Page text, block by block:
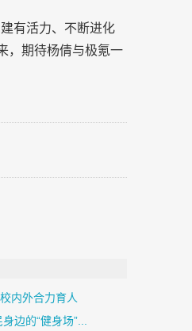
有活力、不断进化
，期待杨倩与极氪一
内外合力育人
边的“健身场”...